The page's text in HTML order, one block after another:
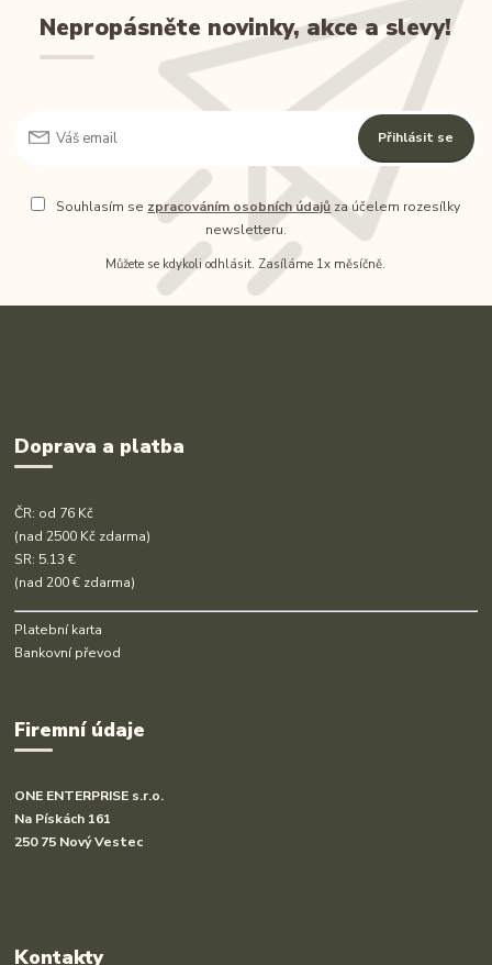
Nepropásněte novinky, akce a slevy!
Přihlásit se
Souhlasím se zpracováním osobních údajů za účelem rozesílky
newsletteru.
Můžete se kdykoli odhlásit. Zasíláme 1x měsíčně.
Doprava a platba
ČR: od 76 Kč
(nad 2500 Kč zdarma)
SR: 5.13 €
(nad 200 € zdarma)
Platební karta
Bankovní převod
Firemní údaje
ONE ENTERPRISE s.r.o.
Na Pískách 161
250 75 Nový Vestec
Kontakty